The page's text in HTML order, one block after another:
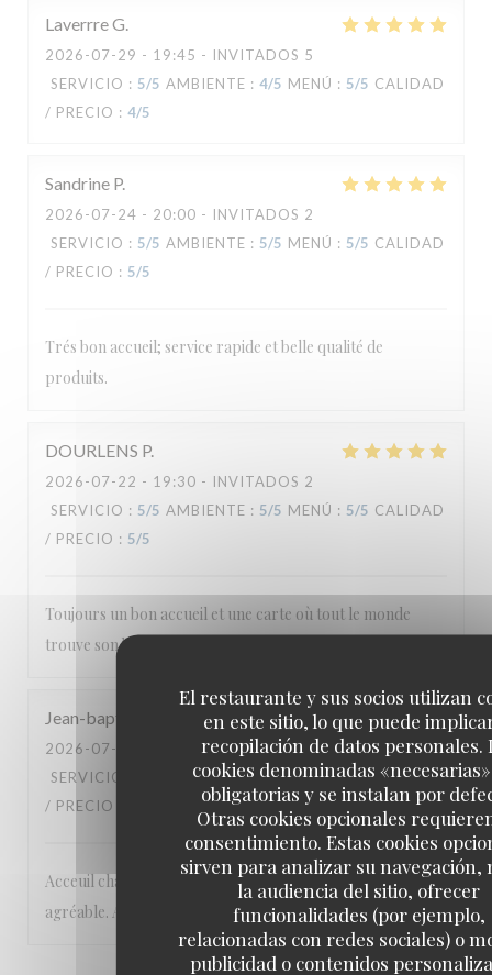
El restaurante y sus socios utilizan
en este sitio, lo que puede
recopilación de datos personales.
cookies denominadas
obligatorias y se instalan por
Otras cookies opcionales
consentimiento. Estas cookies
sirven para analizar su navegación,
la audiencia del sitio, ofrecer
funcionalidades (por ejemplo,
relacionadas con redes sociales) o
publicidad o contenidos
LaverrreG
2026-07-29 - 19:45 - INVITADOS 5
SERVICIO : 5/5 AMBIENTE : 4/5 MENÚ : 5/5 CALIDAD
/ PRECIO : 4/5
Sandrine P
2026-07-24 - 20:00 - INVITADOS 2
SERVICIO : 5/5 AMBIENTE : 5/5 MENÚ : 5/5 CALIDAD
/ PRECIO : 5/5
Trés bon accueil; service rapide et belle qualité de
produits.
DOURLENS P
2026-07-22 - 19:30 - INVITADOS 2
SERVICIO : 5/5 AMBIENTE : 5/5 MENÚ : 5/5 CALIDAD
/ PRECIO : 5/5
Toujours un bon accueil et une carte où tout le monde
trouve son bonheur.
Jean-baptiste
2026-07-17
- 20:00 - INVITADOS 2
SERVICIO
AMBIENTE: 5/5 MENÚ: 5/5
CALIDAD
/ PRECIO
Acceuil chaleureux et excellentes prestations. Cadre
agréable. A recommander
Le Carré